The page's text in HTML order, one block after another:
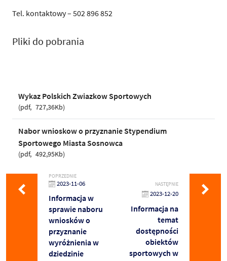
Tel. kontaktowy – 502 896 852
Pliki do pobrania
Wykaz Polskich Zwiazkow Sportowych
pdf 727,36Kb
Nabor wnioskow o przyznanie Stypendium
Sportowego Miasta Sosnowca
pdf 492,95Kb
POPRZEDNIE
2023-11-06
Informacja w
sprawie naboru
wniosków o
przyznanie
wyróżnienia w
dziedzinie
NASTĘPNIE
2023-12-20
Informacja na
temat
dostępności
obiektów
sportowych w